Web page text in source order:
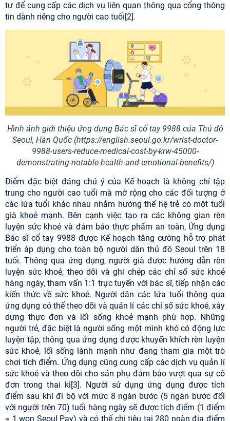
tư để cung cấp các dịch vụ liên quan thông qua cổng thông
tin dành riêng cho người cao tuổi[2].
Hình ảnh giới thiệu ứng dụng Bác sĩ cổ tay 9988 của Thủ đô
Seoul, Hàn Quốc (https://english.seoul.go.kr/wrist-doctor-
9988-users-reduce-medical-cost-by-krw-45000-
demonstrating-notable-health-and-emotional-benefits/)
Điểm đặc biệt đáng chú ý của Kế hoạch là không chỉ tập
trung cho người cao tuổi mà mở rộng cho các đối tượng ở
các lứa tuổi khác nhau nhằm hướng thế hệ trẻ có một tuổi
già khoẻ mạnh. Bên cạnh việc tạo ra các không gian rèn
luyện sức khoẻ và đảm bảo thực phẩm an toàn, Ứng dụng
Bác sĩ cổ tay 9988 được Kế hoạch tăng cường hỗ trợ phát
triển áp dụng cho toàn bộ người dân thủ đô Seoul trên 18
tuổi. Thông qua ứng dụng, người già được hướng dẫn rèn
luyện sức khoẻ, theo dõi và ghi chép các chỉ số sức khoẻ
hàng ngày, tham vấn 1:1 trực tuyến với bác sĩ, tiếp nhận các
kiến thức về sức khoẻ. Người dân các lứa tuổi thông qua
ứng dụng có thể theo dõi và quản lí các chỉ số sức khoẻ, xây
dựng thực đơn và lối sống khoẻ mạnh phù hợp. Những
người trẻ, đặc biệt là người sống một mình khó có động lực
luyện tập, thông qua ứng dụng được khuyến khích rèn luyện
sức khoẻ, lối sống lành mạnh như đang tham gia một trò
chơi tích điểm. Ứng dụng cũng cung cấp các dịch vụ quản lí
sức khoẻ và theo dõi cho sản phụ đảm bảo vượt qua sự cô
đơn trong thai kì[3]. Người sử dụng ứng dụng được tích
điểm sau khi đi bộ với mức 8 ngàn bước (5 ngàn bước đối
với người trên 70) tuổi hàng ngày sẽ được tích điểm (1 điểm
= 1 won Seoul Pay) và có thể chi tiêu tại 280 ngàn địa điểm